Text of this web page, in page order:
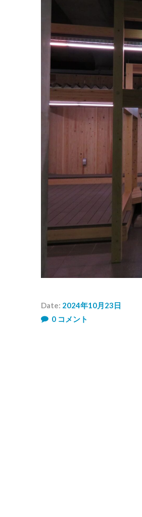
Date: 2024年10月23日
Author:
0コメント